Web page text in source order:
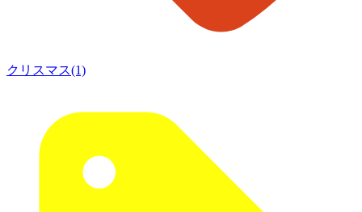
クリスマス(1)